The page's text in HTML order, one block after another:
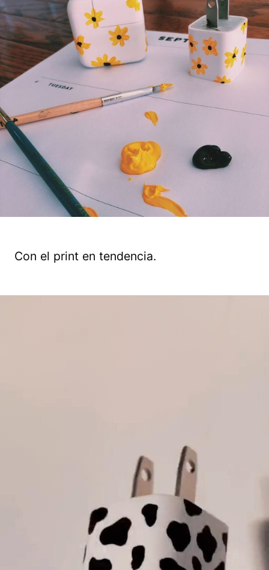
Con el print en tendencia.